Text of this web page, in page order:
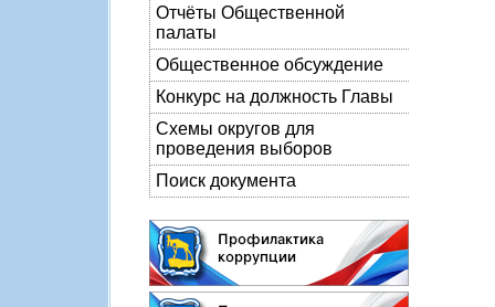
Отчёты Общественной
палаты
Общественное обсуждение
Конкурс на должность Главы
Схемы округов для
проведения выборов
Поиск документа